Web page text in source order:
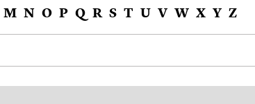
M N O P Q R S T U V W X Y Z